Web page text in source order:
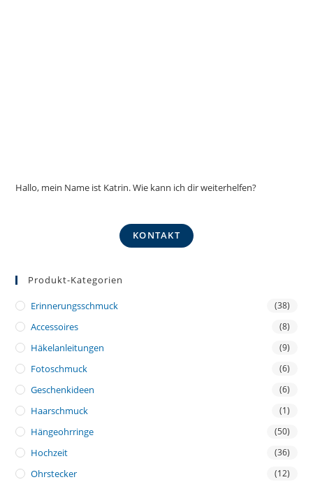
Hallo, mein Name ist Katrin. Wie kann ich dir weiterhelfen?
KONTAKT
Produkt-Kategorien
Erinnerungsschmuck (38)
Accessoires (8)
Häkelanleitungen (9)
Fotoschmuck (6)
Geschenkideen (6)
Haarschmuck (1)
Hängeohrringe (50)
Hochzeit (36)
Ohrstecker (12)